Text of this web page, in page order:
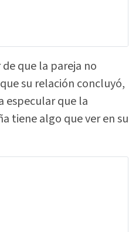
que la pareja no
su relación concluyó,
especular que la
tiene algo que ver en su